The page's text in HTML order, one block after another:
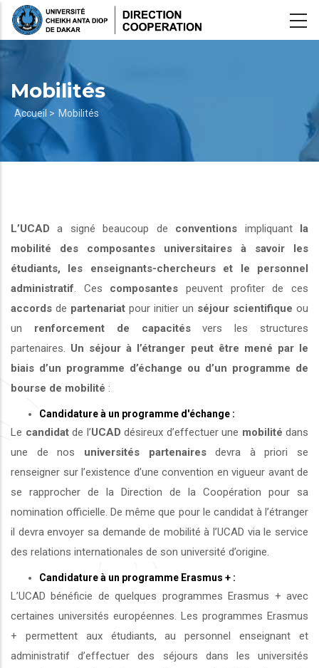
Aller
Mobilités
Fil
d'Ariane
Accueil > Mobilités
L’UCAD a signé beaucoup de conventions impliquant la
mobilité des composantes universitaires à savoir les
étudiants, les enseignants-chercheurs et le personnel
administratif . Ces composantes peuvent profiter de ces
accords de partenariat pour initier un séjour scientifique ou
un renforcement de capacitésvers les structures
partenaires. Un séjour à l’étranger peut être mené par le
biais d’un programme d’échange ou d’un programme de
bourse de mobilité :
Candidature à un programme d'échange :
Le candidatde l’UCAD désireux d’effectuer une mobilité dans
une de nos universités partenairesdevra à priori se
renseigner sur l’existence d’une convention en vigueur avant de
se rapprocher de la Direction de la Coopération pour sa
nomination officielle. De même que pour le candidat à l’étranger
il devra envoyer sa demande de mobilité à l’UCAD via le service
des relations internationales de son université d’origine.
Candidature à un programme Erasmus + :
L’UCAD bénéficie de quelques programmes Erasmus + avec
certaines universités européennes. Les programmes Erasmus
+ permettent aux étudiants, au personnel enseignant et
administratif d’effectuer des séjours dans les universités